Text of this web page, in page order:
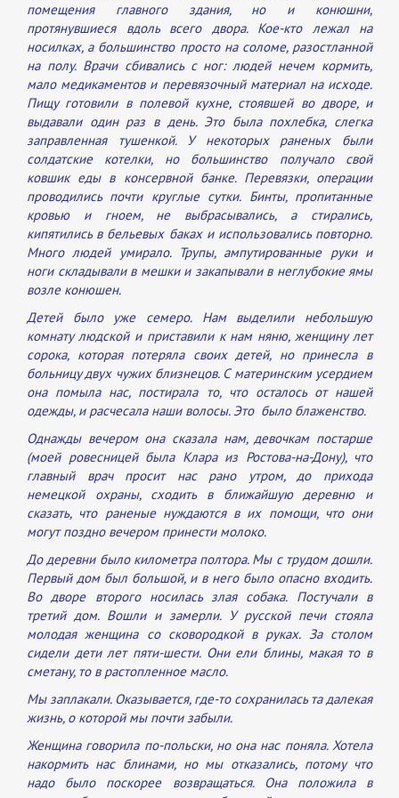
помещения главного здания, но и конюшни,
протянувшиеся вдоль всего двора. Кое-кто лежал на
носилках, а большинство просто на соломе, разостланной
на полу. Врачи сбивались с ног: людей нечем кормить,
мало медикаментов и перевязочный материал на исходе.
Пищу готовили в полевой кухне, стоявшей во дворе, и
выдавали один раз в день. Это была похлебка, слегка
заправленная тушенкой. У некоторых раненых были
солдатские котелки, но большинство получало свой
ковшик еды в консервной банке. Перевязки, операции
проводились почти круглые сутки. Бинты, пропитанные
кровью и гноем, не выбрасывались, а стирались,
кипятились в бельевых баках и использовались повторно.
Много людей умирало. Трупы, ампутированные руки и
ноги складывали в мешки и закапывали в неглубокие ямы
возле конюшен.
Детей было уже семеро. Нам выделили небольшую
комнату людской и приставили к нам няню, женщину лет
сорока, которая потеряла своих детей, но принесла в
больницу двух чужих близнецов. С материнским усердием
она помыла нас, постирала то, что осталось от нашей
одежды, и расчесала наши волосы. Это было блаженство.
Однажды вечером она сказала нам, девочкам постарше
(моей ровесницей была Клара из Ростова-на-Дону), что
главный врач просит нас рано утром, до прихода
немецкой охраны, сходить в ближайшую деревню и
сказать, что раненые нуждаются в их помощи, что они
могут поздно вечером принести молоко.
До деревни было километра полтора. Мы с трудом дошли.
Первый дом был большой, и в него было опасно входить.
Во дворе второго носилась злая собака. Постучали в
третий дом. Вошли и замерли. У русской печи стояла
молодая женщина со сковородкой в руках. За столом
сидели дети лет пяти-шести. Они ели блины, макая то в
сметану, то в растопленное масло.
Мы заплакали. Оказывается, где-то сохранилась та далекая
жизнь, о которой мы почти забыли.
Женщина говорила по-польски, но она нас поняла. Хотела
накормить нас блинами, но мы отказались, потому что
надо было поскорее возвращаться. Она положила в